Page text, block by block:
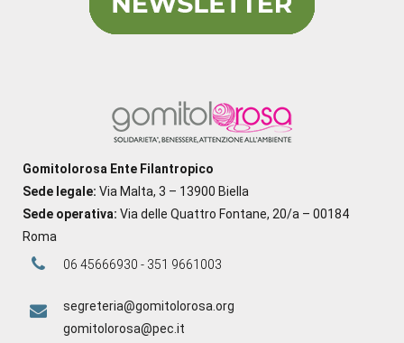
Gomitolorosa Ente Filantropico
Sede legale: Via Malta, 3 – 13900 Biella
Sede operativa: Via delle Quattro Fontane, 20/a – 00184
Roma
06 45666930 - 351 9661003
segreteria@gomitolorosa.org
gomitolorosa@pec.it